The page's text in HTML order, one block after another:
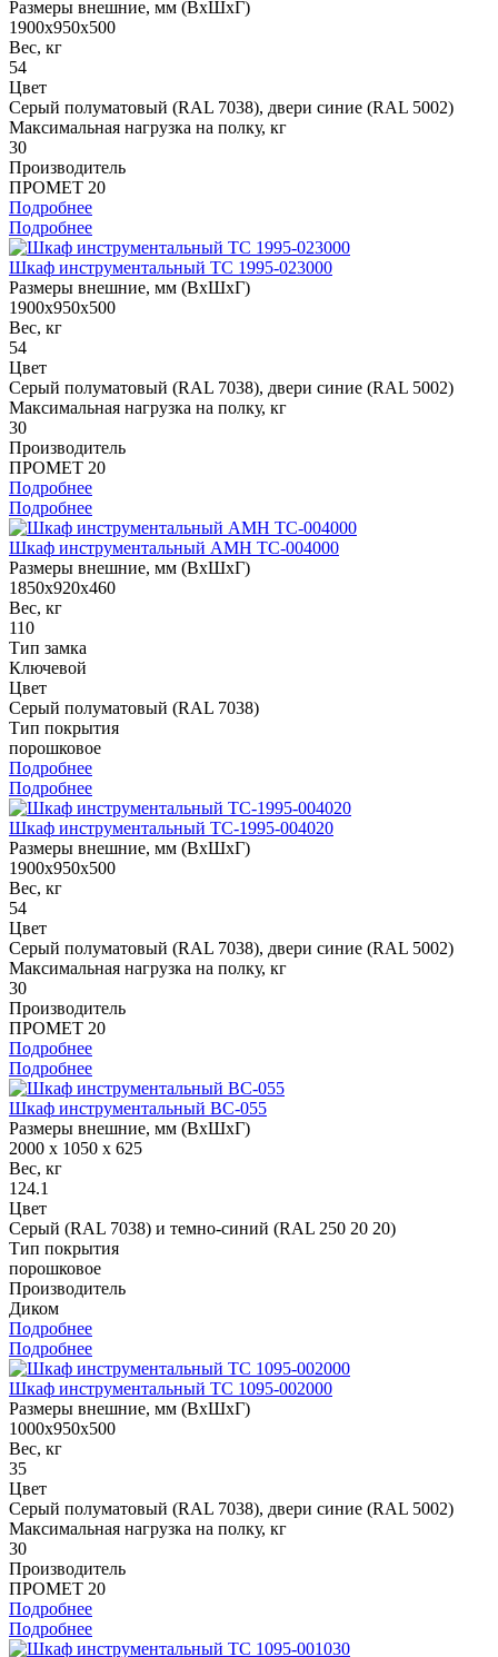
Размеры внешние, мм (ВхШхГ)
1900x950x500
Вес, кг
54
Цвет
Cерый полуматовый (RAL 7038), двери синие (RAL 5002)
Максимальная нагрузка на полку, кг
30
Производитель
ПРОМЕТ 20
Подробнее
Подробнее
Шкаф инструментальный ТС 1995-023000
Размеры внешние, мм (ВхШхГ)
1900x950x500
Вес, кг
54
Цвет
Cерый полуматовый (RAL 7038), двери синие (RAL 5002)
Максимальная нагрузка на полку, кг
30
Производитель
ПРОМЕТ 20
Подробнее
Подробнее
Шкаф инструментальный AMH TC-004000
Размеры внешние, мм (ВхШхГ)
1850x920x460
Вес, кг
110
Тип замка
Ключевой
Цвет
Серый полуматовый (RAL 7038)
Тип покрытия
порошковое
Подробнее
Подробнее
Шкаф инструментальный TC-1995-004020
Размеры внешние, мм (ВхШхГ)
1900x950x500
Вес, кг
54
Цвет
Cерый полуматовый (RAL 7038), двери синие (RAL 5002)
Максимальная нагрузка на полку, кг
30
Производитель
ПРОМЕТ 20
Подробнее
Подробнее
Шкаф инструментальный ВС-055
Размеры внешние, мм (ВхШхГ)
2000 x 1050 x 625
Вес, кг
124.1
Цвет
Серый (RAL 7038) и темно-синий (RAL 250 20 20)
Тип покрытия
порошковое
Производитель
Диком
Подробнее
Подробнее
Шкаф инструментальный ТС 1095-002000
Размеры внешние, мм (ВхШхГ)
1000x950x500
Вес, кг
35
Цвет
Cерый полуматовый (RAL 7038), двери синие (RAL 5002)
Максимальная нагрузка на полку, кг
30
Производитель
ПРОМЕТ 20
Подробнее
Подробнее